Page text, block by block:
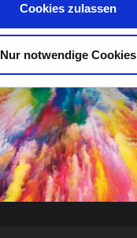
Cookies zulassen
Nur notwendige Cookies